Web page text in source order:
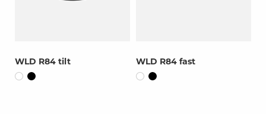
WLD R84 tilt WLD R84 fast